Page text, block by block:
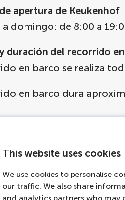
This website uses cookies
We use cookies to personalise
our traffic. We also share
and analytics partners who
apertura de Keukenhof
a domingo: de 8:00 a
duración del recorrido
en barco se realiza
en barco dura
ruso, japonés,
del barco está
tailandés, indonesio,